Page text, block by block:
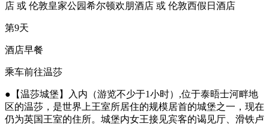
店 或 伦敦皇家公园希尔顿欢朋酒店 或 伦敦西假日酒店
第9天
酒店早餐
乘车前往温莎
●【温莎城堡】入内（游览不少于1小时）,位于泰晤士河畔地
区的温莎，是世界上王室所居住的规模居首的城堡之一，现在
仍为英国王室的住所。城堡内女王接见宾客的谒见厅、滑铁卢